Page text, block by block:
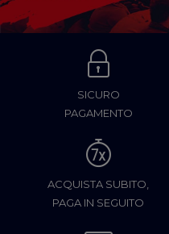
SICURO
PAGAMENTO
ACQUISTA SUBITO,
PAGA IN SEGUITO